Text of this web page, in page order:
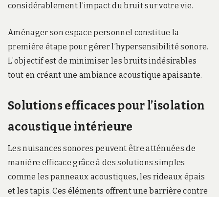
considérablement l’impact du bruit sur votre vie.
Aménager son espace personnel constitue la
première étape pour gérer l’hypersensibilité sonore.
L’objectif est de minimiser les bruits indésirables
tout en créant une ambiance acoustique apaisante.
Solutions efficaces pour l’isolation
acoustique intérieure
Les nuisances sonores peuvent être atténuées de
manière efficace grâce à des solutions simples
comme les panneaux acoustiques, les rideaux épais
et les tapis. Ces éléments offrent une barrière contre